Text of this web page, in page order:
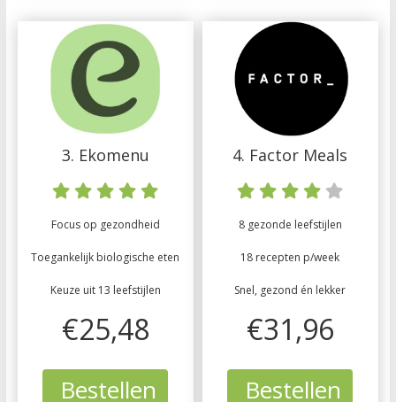
3. Ekomenu
Focus op gezondheid
Toegankelijk biologische eten
Keuze uit 13 leefstijlen
€25,48
Bestellen
4. Factor Meals
8 gezonde leefstijlen
18 recepten p/week
Snel, gezond én lekker
€31,96
Bestellen